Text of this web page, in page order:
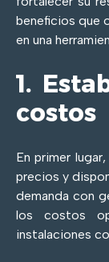
beneficios que
en una
1.
costos
En primer
precios y
demanda con
los costos
instalaciones